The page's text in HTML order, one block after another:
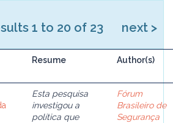
1 to 20 of 23 next >
Resume Author(s)
Esta pesquisa
investigou a
política que
Fórum
Brasileiro de
Segurança